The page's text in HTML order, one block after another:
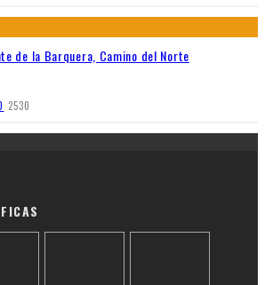
de la Barquera, Camino del Norte
2530